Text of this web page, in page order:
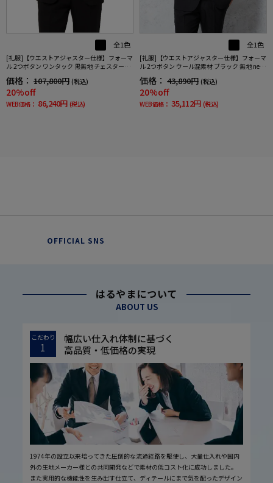
全1色
[礼服]【ウエストアジャスター仕様】フォーマ
ル 2つボタン ワンタック 黒無地 チェスターバ
リー 通年 礼服
価格： 107,800円 (税込)
20%off
WEB価格： 86,240円 (税込)
全1色
[礼服]【ウエストアジャスター仕様】フォーマ
ル 2つボタン ウール混素材 ブラック 無地 nero
通年 礼服【スリムデザイン】
価格： 43,890円 (税込)
20%off
WEB価格： 35,112円 (税込)
OFFICIAL SNS
はるやまについて
ABOUT US
こだわり
1
幅広い仕入れ体制に基づく
高品質・低価格の実現
1974年の設立以来培ってきた圧倒的な流通経路を駆使し、大量仕入れや国内
外の生地メーカー様との共同開発などで素材の低コスト化に成功しました。
また実用的な機能性を生み出す仕立て、ディテールにまで気を配ったデザイン